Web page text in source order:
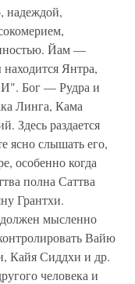
надеждой,
Йам —
Янтра,
Бог — Рудра и
Линга, Кама
Здесь раздается
ясно слышать его,
особенно когда
полна Саттва
Грантхи.
мысленно
Вайю
Кайя Сиддхи и др.
человека и